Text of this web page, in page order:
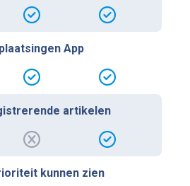
App
artikelen
kunnen zien